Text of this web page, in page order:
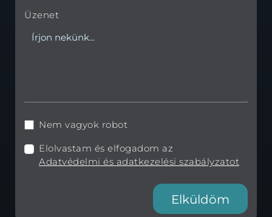
Üzenet
Nem vagyok robot
Elolvastam és elfogadom az
Adatvédelmi és adatkezelési szabályzatot
Elküldöm